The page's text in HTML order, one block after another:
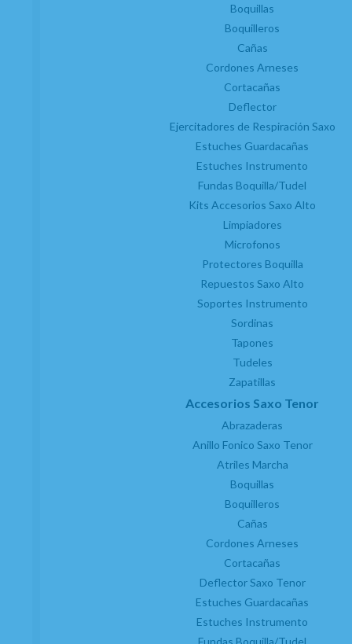
Boquillas
Boquilleros
Cañas
Cordones Arneses
Cortacañas
Deflector
Ejercitadores de Respiración Saxo
Estuches Guardacañas
Estuches Instrumento
Fundas Boquilla/Tudel
Kits Accesorios Saxo Alto
Limpiadores
Microfonos
Protectores Boquilla
Repuestos Saxo Alto
Soportes Instrumento
Sordinas
Tapones
Tudeles
Zapatillas
Accesorios Saxo Tenor
Abrazaderas
Anillo Fonico Saxo Tenor
Atriles Marcha
Boquillas
Boquilleros
Cañas
Cordones Arneses
Cortacañas
Deflector Saxo Tenor
Estuches Guardacañas
Estuches Instrumento
Fundas Boquilla/Tudel